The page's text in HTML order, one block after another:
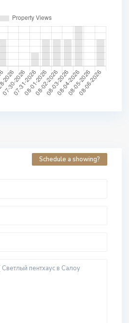
Schedule a showing?